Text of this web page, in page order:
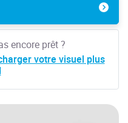
encore prêt ?
votre visuel plus